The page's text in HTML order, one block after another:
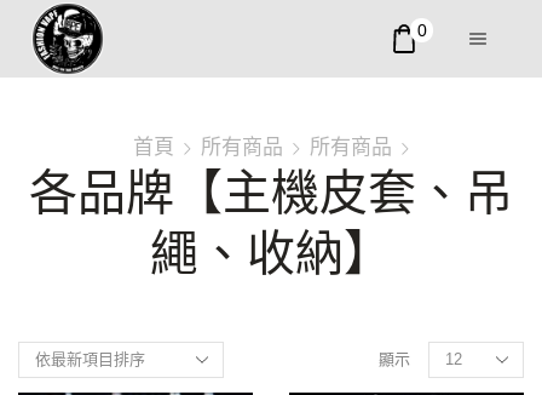
0
首頁 所有商品 所有商品
各品牌【主機皮套、吊
繩、收納】
顯示